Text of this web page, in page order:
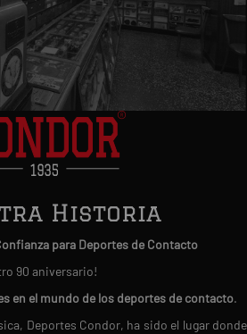
Historia
para Deportes de Contacto
90 aniversario!
en el mundo de los deportes de contacto.
Deportes Condor, ha sido el lugar donde